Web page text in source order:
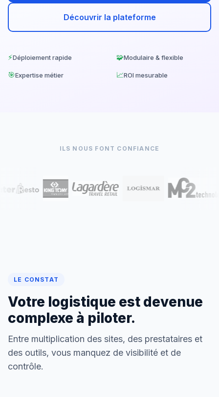
Découvrir la plateforme
⚡Déploiement rapide 🧩Modulaire & flexible
🎯Expertise métier 📈ROI mesurable
ILS NOUS FONT CONFIANCE
LE CONSTAT
Votre logistique est devenue
complexe à piloter.
Entre multiplication des sites, des prestataires et
des outils, vous manquez de visibilité et de
contrôle.